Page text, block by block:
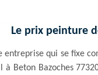
Le prix peinture
entreprise qui se fixe
Beton Bazoches